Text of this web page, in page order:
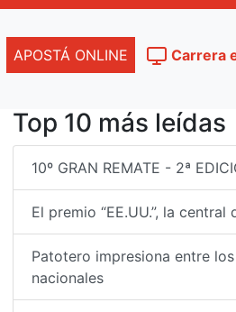
APOSTÁ ONLINE Carrera
Top 10 más leídas
10º GRAN REMATE - 2ª
El premio “EE.UU.”, la central
Patotero impresiona entre los
nacionales